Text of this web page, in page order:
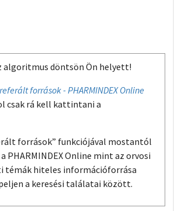
algoritmus döntsön Ön helyett!
források - PHARMINDEX Online
csak rá kell kattintani a
források” funkciójával mostantól
PHARMINDEX Online mint az orvosi
témák hiteles információforrása
a keresési találatai között.